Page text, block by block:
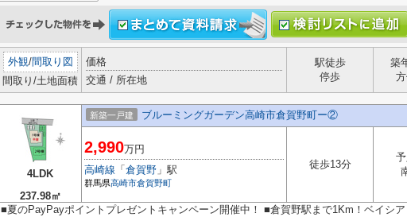
外観/間取り図
間取り/土地面積
価格
交通 / 所在地
駅徒歩
停歩
築
4LDK
237.98㎡
新築一戸建 ブルーミングガーデン高崎市倉賀野町ー②
2,990万円
高崎線 「 倉賀野 」駅
群馬県高崎市倉賀野町
徒歩13分
■夏のPayPayポイントプレゼントキャンペーン開催中！ ■倉賀野駅まで1Km！ベイシ